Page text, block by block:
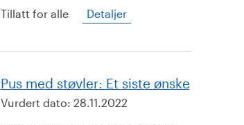
Tillatt for alle
Detaljer
Pus med støvler: Et siste ønske
Vurdert dato: 28.11.2022